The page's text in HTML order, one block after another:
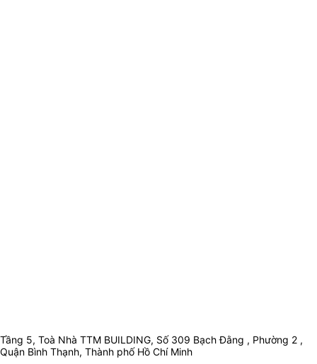
Tầng 5, Toà Nhà TTM BUILDING, Số 309 Bạch Đằng , Phường 2 ,
Quận Bình Thạnh, Thành phố Hồ Chí Minh